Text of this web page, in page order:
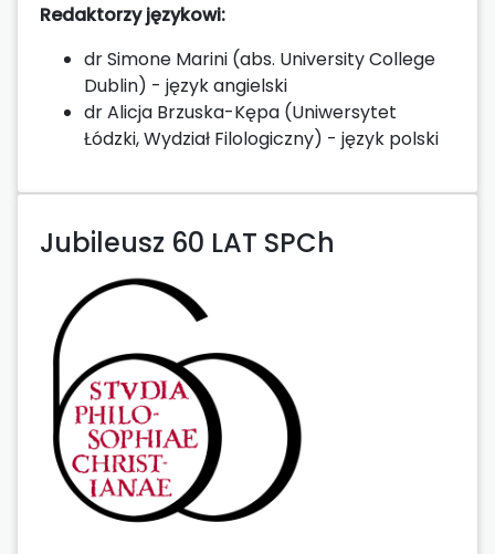
Redaktorzy językowi:
dr Simone Marini (abs. University College
Dublin) - język angielski
dr Alicja Brzuska-Kępa (Uniwersytet
Łódzki, Wydział Filologiczny) - język polski
Jubileusz 60 LAT SPCh